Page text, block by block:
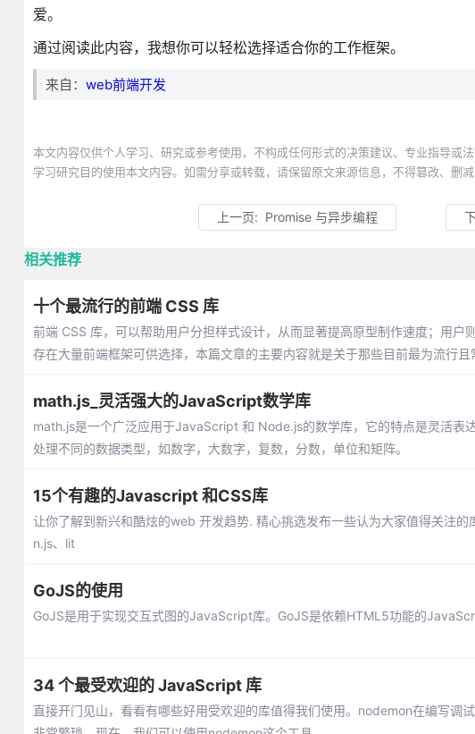
爱。
通过阅读此内容，我想你可以轻松选择适合你的工作框架。
来自： web前端开发
本文内容仅供个人学习、研究或参考使用，不构成任何形式的决策建议、专业指导或
学习研究目的使用本文内容。如需分享或转载，请保留原文来源信息，不得篡改、删
上一页: Promise 与异步编程
相关推荐
十个最流行的前端 CSS 库
前端 CSS 库，可以帮助用户分担样式设计，从而显著提高原型制作速度；用
存在大量前端框架可供选择，本篇文章的主要内容就是关于那些目前最为流行且
math.js_灵活强大的JavaScript数学库
math.js是一个广泛应用于JavaScript 和 Node.js的数学库，它的特点是灵活表
处理不同的数据类型，如数字，大数字，复数，分数，单位和矩阵。
15个有趣的Javascript 和CSS库
让你了解到新兴和酷炫的web 开发趋势. 精心挑选发布一些认为大家值得关注
n.js、lit
GoJS的使用
GoJS是用于实现交互式图的JavaScript库。GoJS是依赖HTML5功能的
34 个最受欢迎的 JavaScript 库
直接开门见山，看看有哪些好用受欢迎的库值得我们使用。nodemon在编写调